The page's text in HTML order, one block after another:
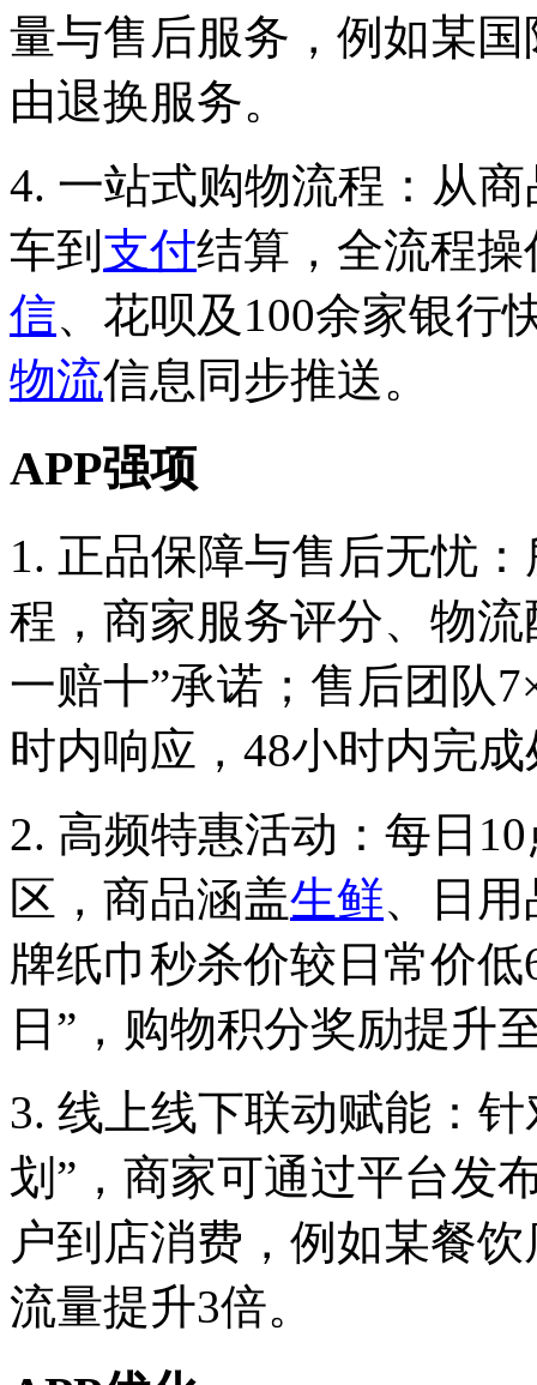
量与售后服务，例如某国
由退换服务。
4. 一站式购物流程：从
车到 支付结算，全流程
信、花呗及100余家银行
物流信息同步推送。
APP强项
1. 正品保障与售后无忧
程，商家服务评分、物
一赔十”承诺；售后团队
时内响应，48小时内完
2. 高频特惠活动：每日
区，商品涵盖生鲜、日
牌纸巾秒杀价较日常价
日”，购物积分奖励提升
3. 线上线下联动赋能：
划”，商家可通过平台发
户到店消费，例如某餐
流量提升3倍。